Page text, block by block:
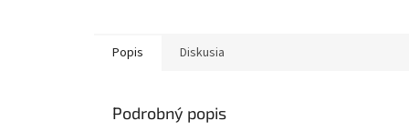
Popis Diskusia
Podrobný popis